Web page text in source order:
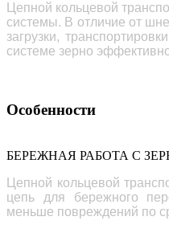
Цепной кольцевой
системы. В отличие от
загрузки,
системе зерно
Особенности
БЕРЕЖНАЯ РАБОТА С
Цепной кольцевой
цепь для бережного
меньше повреждений по